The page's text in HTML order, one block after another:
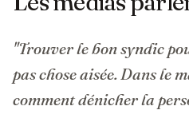
"Trouver le bon syndic
pas chose aisée. Dans le
comment dénicher la